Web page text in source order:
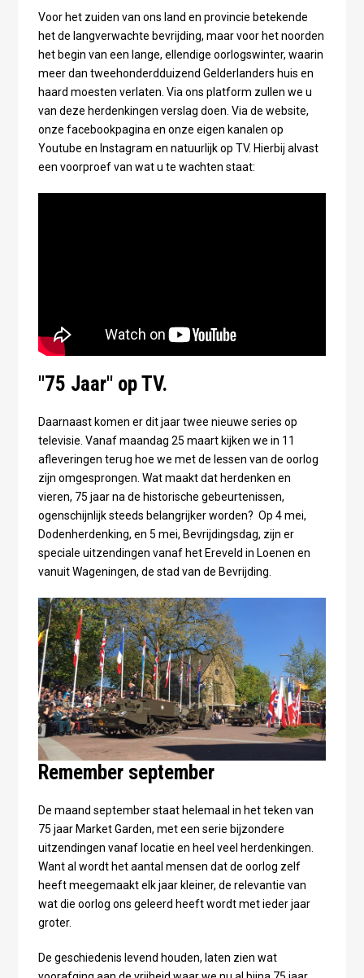
Voor het zuiden van ons land en provincie betekende
het de langverwachte bevrijding, maar voor het noorden
het begin van een lange, ellendige oorlogswinter, waarin
meer dan tweehonderdduizend Gelderlanders huis en
haard moesten verlaten. Via ons platform zullen we u
van deze herdenkingen verslag doen. Via de website,
onze facebookpagina en onze eigen kanalen op
Youtube en Instagram en natuurlijk op TV. Hierbij alvast
een voorproef van wat u te wachten staat:
"75 Jaar" op TV.
Daarnaast komen er dit jaar twee nieuwe series op
televisie. Vanaf maandag 25 maart kijken we in 11
afleveringen terug hoe we met de lessen van de oorlog
zijn omgesprongen. Wat maakt dat herdenken en
vieren, 75 jaar na de historische gebeurtenissen,
ogenschijnlijk steeds belangrijker worden? Op 4 mei,
Dodenherdenking, en 5 mei, Bevrijdingsdag, zijn er
speciale uitzendingen vanaf het Ereveld in Loenen en
vanuit Wageningen, de stad van de Bevrijding.
Remember september
De maand september staat helemaal in het teken van
75 jaar Market Garden, met een serie bijzondere
uitzendingen vanaf locatie en heel veel herdenkingen.
Want al wordt het aantal mensen dat de oorlog zelf
heeft meegemaakt elk jaar kleiner, de relevantie van
wat die oorlog ons geleerd heeft wordt met ieder jaar
groter.
De geschiedenis levend houden, laten zien wat